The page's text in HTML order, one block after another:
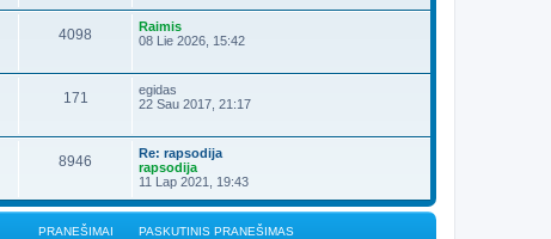
4098
Raimis
08 Lie 2026, 15:42
171
egidas
22 Sau 2017, 21:17
8946
Re: rapsodija
rapsodija
11 Lap 2021, 19:43
PRANEŠIMAI PASKUTINIS PRANEŠIMAS